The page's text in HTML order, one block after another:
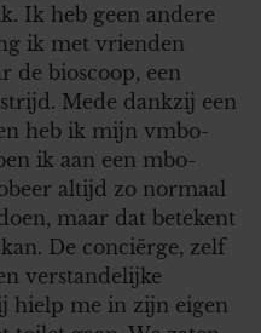
Ik heb geen andere
ik met vrienden
de bioscoop, een
Mede dankzij een
heb ik mijn vmbo-
ik aan een mbo-
altijd zo normaal
maar dat betekent
De conciërge, zelf
verstandelijke
hielp me in zijn eigen